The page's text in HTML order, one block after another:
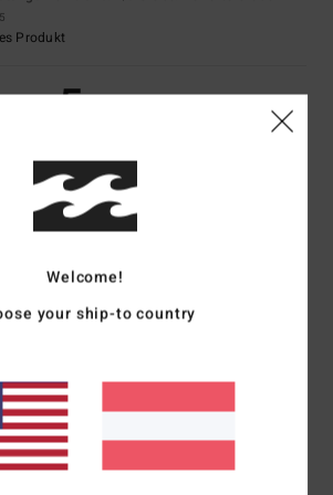
Produkt
5
Verhältnis: 5
Produkt
4 /5
Welcome!
your ship-to country